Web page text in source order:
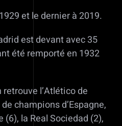
et le dernier à 2019.
est devant avec 35
été remporté en 1932
l’Atlético de
champions d’Espagne,
(6), la Real Sociedad (2),